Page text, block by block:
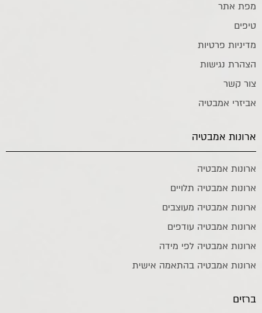
מפת אתר
טיפים
מדיניות פרטיות
הצהרת נגישות
צור קשר
אביזרי אמבטיה
ארונות אמבטיה
ארונות אמבטיה
ארונות אמבטיה תלויים
ארונות אמבטיה מעוצבים
ארונות אמבטיה עודפים
ארונות אמבטיה לפי מידה
ארונות אמבטיה בהתאמה אישית
ברזים